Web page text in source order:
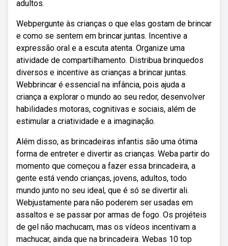
adultos.
Webpergunte às crianças o que elas gostam de brincar
e como se sentem em brincar juntas. Incentive a
expressão oral e a escuta atenta. Organize uma
atividade de compartilhamento. Distribua brinquedos
diversos e incentive as crianças a brincar juntas.
Webbrincar é essencial na infância, pois ajuda a
criança a explorar o mundo ao seu redor, desenvolver
habilidades motoras, cognitivas e sociais, além de
estimular a criatividade e a imaginação.
Além disso, as brincadeiras infantis são uma ótima
forma de entreter e divertir as crianças. Weba partir do
momento que começou a fazer essa brincadeira, a
gente está vendo crianças, jovens, adultos, todo
mundo junto no seu ideal, que é só se divertir ali.
Webjustamente para não poderem ser usadas em
assaltos e se passar por armas de fogo. Os projéteis
de gel não machucam, mas os vídeos incentivam a
machucar, ainda que na brincadeira. Webas 10 top